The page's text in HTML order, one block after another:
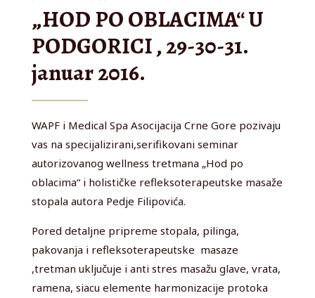
„HOD PO OBLACIMA“ U
PODGORICI , 29-30-31.
januar 2016.
WAPF i Medical Spa Asocijacija Crne Gore pozivaju
vas na specijalizirani,serifikovani seminar
autorizovanog wellness tretmana „Hod po
oblacima“ i holističke refleksoterapeutske masaže
stopala autora Pedje Filipovića.
Pored detaljne pripreme stopala, pilinga,
pakovanja i refleksoterapeutske masaze
,tretman uključuje i anti stres masažu glave, vrata,
ramena, siacu elemente harmonizacije protoka